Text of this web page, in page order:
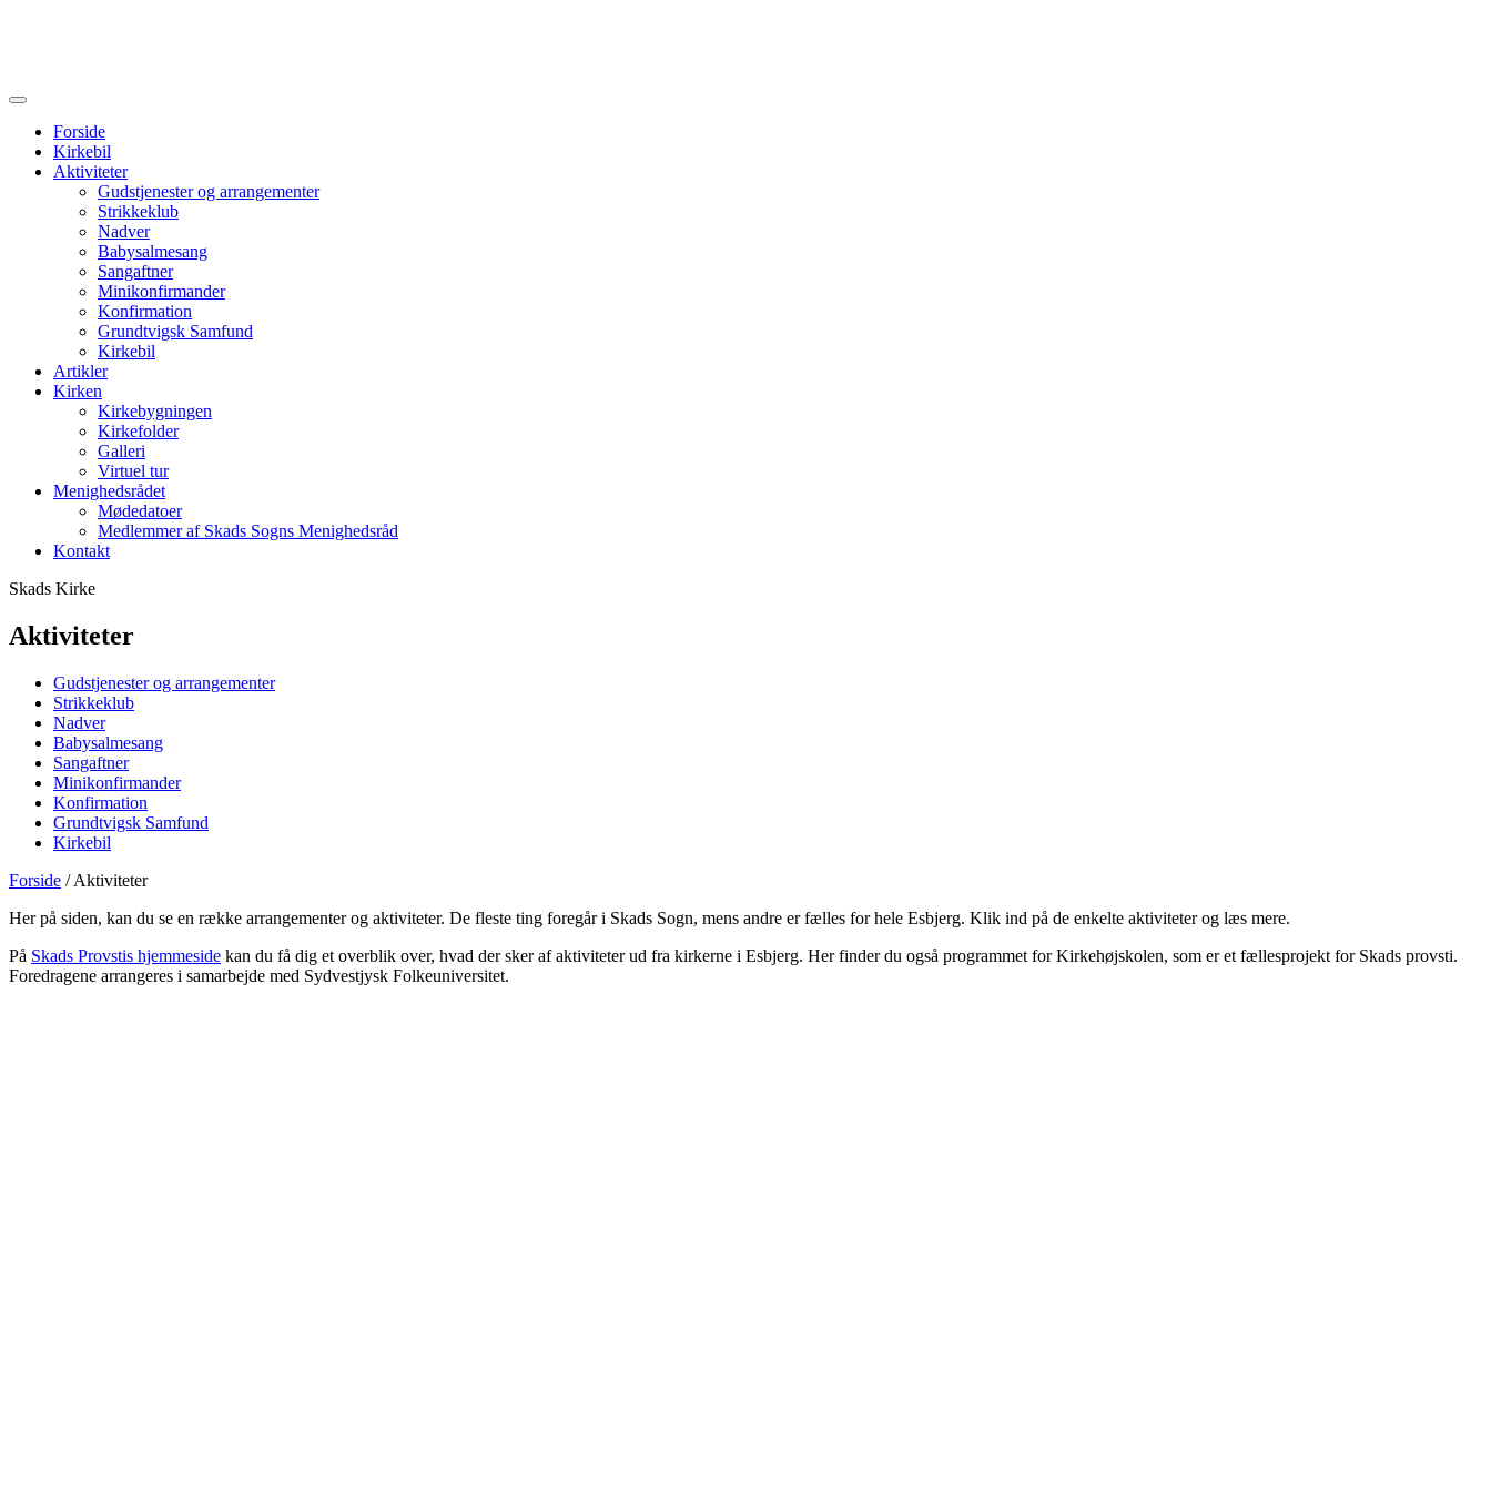
Forside
Kirkebil
Aktiviteter
Gudstjenester og arrangementer
Strikkeklub
Nadver
Babysalmesang
Sangaftner
Minikonfirmander
Konfirmation
Grundtvigsk Samfund
Kirkebil
Artikler
Kirken
Kirkebygningen
Kirkefolder
Galleri
Virtuel tur
Menighedsrådet
Mødedatoer
Medlemmer af Skads Sogns Menighedsråd
Kontakt
Skads Kirke
Aktiviteter
Gudstjenester og arrangementer
Strikkeklub
Nadver
Babysalmesang
Sangaftner
Minikonfirmander
Konfirmation
Grundtvigsk Samfund
Kirkebil
Forside /Aktiviteter
Her på siden, kan du se en række arrangementer og aktiviteter. De fleste ting foregår i Skads Sogn, mens andre er fælles for hele Esbjerg. Klik ind på de enkelte aktiviteter og læs mere.
På Skads Provstis hjemmeside kan du få dig et overblik over, hvad der sker af aktiviteter ud fra kirkerne i Esbjerg. Her finder du også programmet for Kirkehøjskolen, som er et fællesprojekt for Skads provsti.
Foredragene arrangeres i samarbejde med Sydvestjysk Folkeuniversitet.